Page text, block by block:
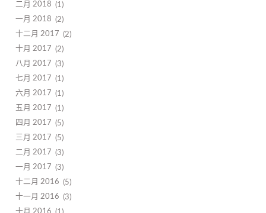
二月 2018 1
一月 2018 2
十二月 2017 2
十月 2017 2
八月 2017 3
七月 2017 1
六月 2017 1
五月 2017 1
四月 2017 5
三月 2017 5
二月 2017 3
一月 2017 3
十二月 2016 5
十一月 2016 3
十月 2016 1